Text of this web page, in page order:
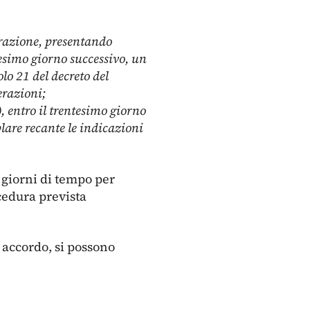
presentando
giorno successivo, un
21 del decreto del
entro il trentesimo giorno
recante le indicazioni
di tempo per
prevista
si possono